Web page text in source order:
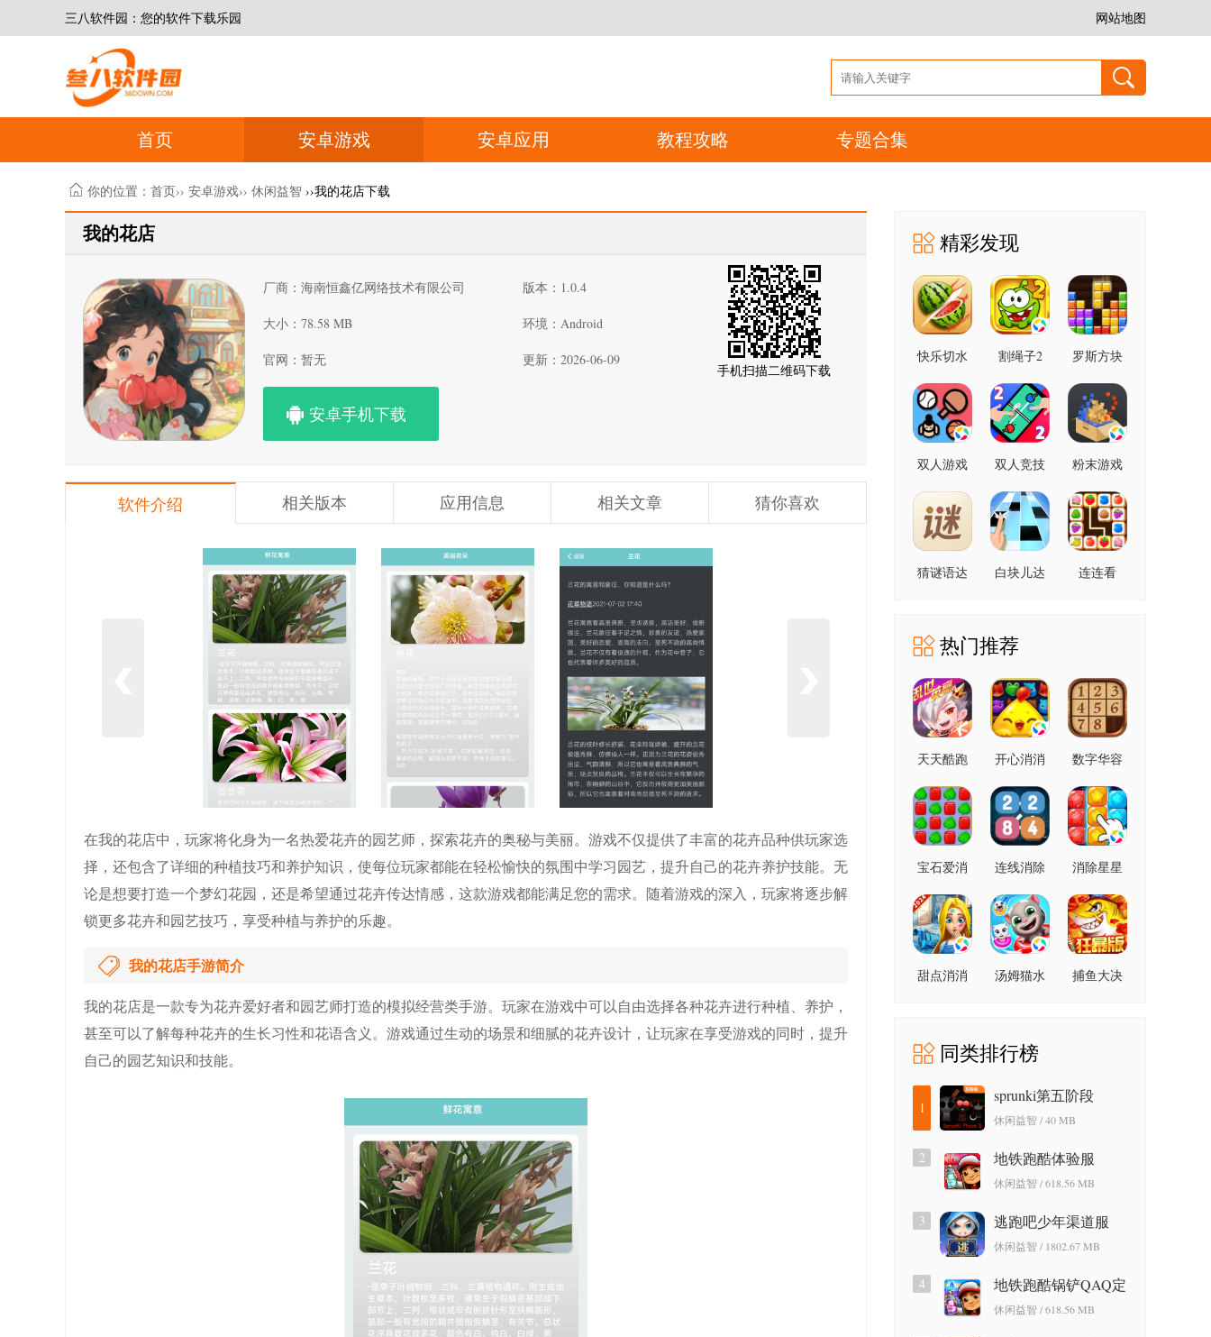
三八软件园：您的软件下载乐园 网站地图
首页 安卓游戏 安卓应用 教程攻略 专题合集
你的位置： 首页›› 安卓游戏›› 休闲益智 ››我的花店下载
我的花店
安卓手机下载
厂商：海南恒鑫亿网络技术有限公司 版本：1.0.4
大小：78.58 MB 环境：Android
官网：暂无 更新：2026-06-09
手机扫描二维码下载
软件介绍 相关版本 应用信息 相关文章 猜你喜欢
在我的花店中，玩家将化身为一名热爱花卉的园艺师，探索花卉的奥秘与美丽。游戏不仅提供了丰富的花卉品种供玩家选
择，还包含了详细的种植技巧和养护知识，使每位玩家都能在轻松愉快的氛围中学习园艺，提升自己的花卉养护技能。无
论是想要打造一个梦幻花园，还是希望通过花卉传达情感，这款游戏都能满足您的需求。随着游戏的深入，玩家将逐步解
锁更多花卉和园艺技巧，享受种植与养护的乐趣。
我的花店手游简介
我的花店是一款专为花卉爱好者和园艺师打造的模拟经营类手游。玩家在游戏中可以自由选择各种花卉进行种植、养护，
甚至可以了解每种花卉的生长习性和花语含义。游戏通过生动的场景和细腻的花卉设计，让玩家在享受游戏的同时，提升
自己的园艺知识和技能。
精彩发现
快乐切水
割绳子2 罗斯方块
双人游戏
双人竞技
粉末游戏
猜谜语达
白块儿达
连连看
热门推荐
天天酷跑
开心消消
数字华容
宝石爱消
连线消除
消除星星
甜点消消
汤姆猫水
捕鱼大决
同类排行榜
1
sprunki第五阶段
休闲益智 / 40 MB
2 地铁跑酷体验服
休闲益智 / 618.56 MB
3 逃跑吧少年渠道服
休闲益智 / 1802.67 MB
4
地铁跑酷锅铲QAQ定
制版
休闲益智 / 618.56 MB